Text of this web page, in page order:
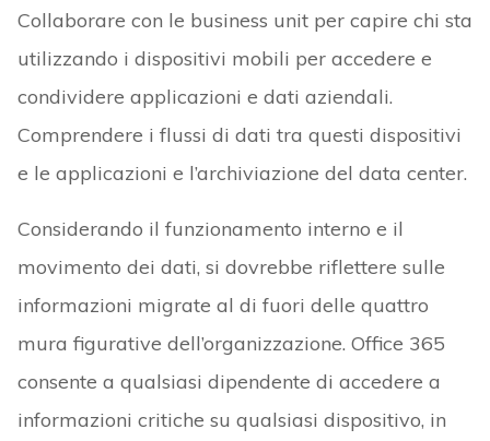
Collaborare con le business unit per capire chi sta
utilizzando i dispositivi mobili per accedere e
condividere applicazioni e dati aziendali.
Comprendere i flussi di dati tra questi dispositivi
e le applicazioni e l’archiviazione del data center.
Considerando il funzionamento interno e il
movimento dei dati, si dovrebbe riflettere sulle
informazioni migrate al di fuori delle quattro
mura figurative dell’organizzazione. Office 365
consente a qualsiasi dipendente di accedere a
informazioni critiche su qualsiasi dispositivo, in